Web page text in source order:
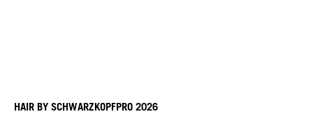
HAIR BY SCHWARZKOPFPRO 2026